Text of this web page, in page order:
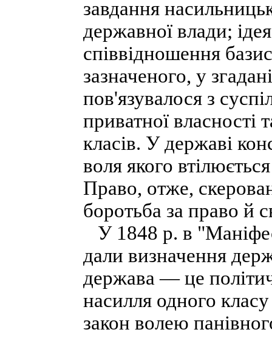
завдання
державної влади;
співвідношення
зазначеного, у
пов'язувалося з
приватної власності
класів. У державі
воля якого
Право, отже,
боротьба за право й
У 1848 р. в
дали визначення
держава — це
насилля одного
закон волею